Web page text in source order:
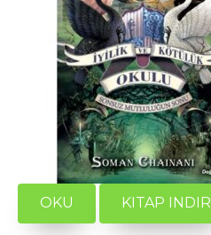
OKU KITAP INDIR